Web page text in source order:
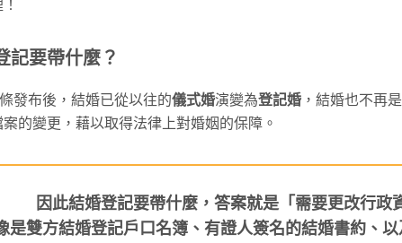
記要帶什麼？
發布後，結婚已從以往的儀式婚演變為登記婚 ，結婚也不再
的變更，藉以取得法律上對婚姻的保障。
因此結婚登記要帶什麼，答案就是「需要更改行政